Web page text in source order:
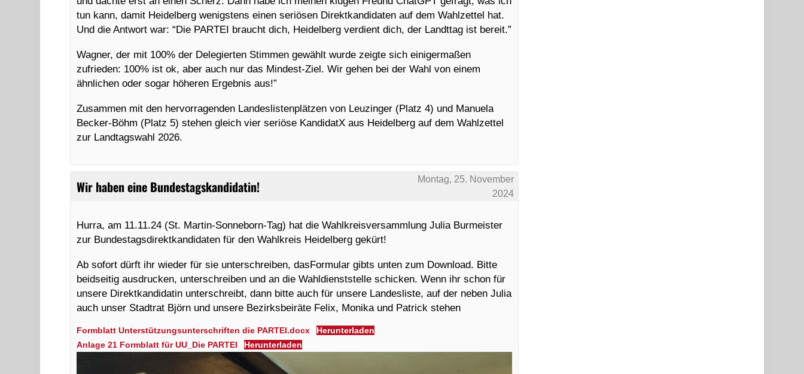
tun kann, damit Heidelberg wenigstens einen seriösen Direktkandidaten auf dem Wahlzettel hat.
Und die Antwort war: “Die PARTEI braucht dich, Heidelberg verdient dich, der Landttag ist bereit.”
Wagner, der mit 100% der Delegierten Stimmen gewählt wurde zeigte sich einigermaßen
zufrieden: 100% ist ok, aber auch nur das Mindest-Ziel. Wir gehen bei der Wahl von einem
ähnlichen oder sogar höheren Ergebnis aus!”
Zusammen mit den hervorragenden Landeslistenplätzen von Leuzinger (Platz 4) und Manuela
Becker-Böhm (Platz 5) stehen gleich vier seriöse KandidatX aus Heidelberg auf dem Wahlzettel
zur Landtagswahl 2026.
Wir haben eine Bundestagskandidatin!
Montag, 25. November
2024
Hurra, am 11.11.24 (St. Martin-Sonneborn-Tag) hat die Wahlkreisversammlung Julia Burmeister
zur Bundestagsdirektkandidaten für den Wahlkreis Heidelberg gekürt!
Ab sofort dürft ihr wieder für sie unterschreiben, dasFormular gibts unten zum Download. Bitte
beidseitig ausdrucken, unterschreiben und an die Wahldienststelle schicken. Wenn ihr schon für
unsere Direktkandidatin unterschreibt, dann bitte auch für unsere Landesliste, auf der neben Julia
auch unser Stadtrat Björn und unsere Bezirksbeiräte Felix, Monika und Patrick stehen
Formblatt Unterstützungsunterschriften die PARTEI.docx
Herunterladen
Anlage 21 Formblatt für UU_Die PARTEI
Herunterladen